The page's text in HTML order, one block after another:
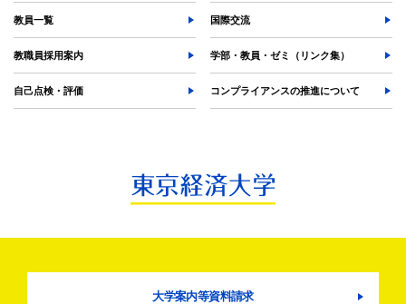
教員一覧 国際交流
教職員採用案内 学部・教員・ゼミ（リンク集）
自己点検・評価 コンプライアンスの推進について
大学案内等資料請求